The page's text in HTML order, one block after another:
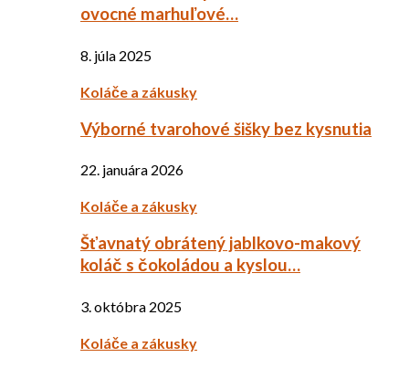
ovocné marhuľové…
8. júla 2025
Koláče a zákusky
Výborné tvarohové šišky bez kysnutia
22. januára 2026
Koláče a zákusky
Šťavnatý obrátený jablkovo-makový
koláč s čokoládou a kyslou…
3. októbra 2025
Koláče a zákusky